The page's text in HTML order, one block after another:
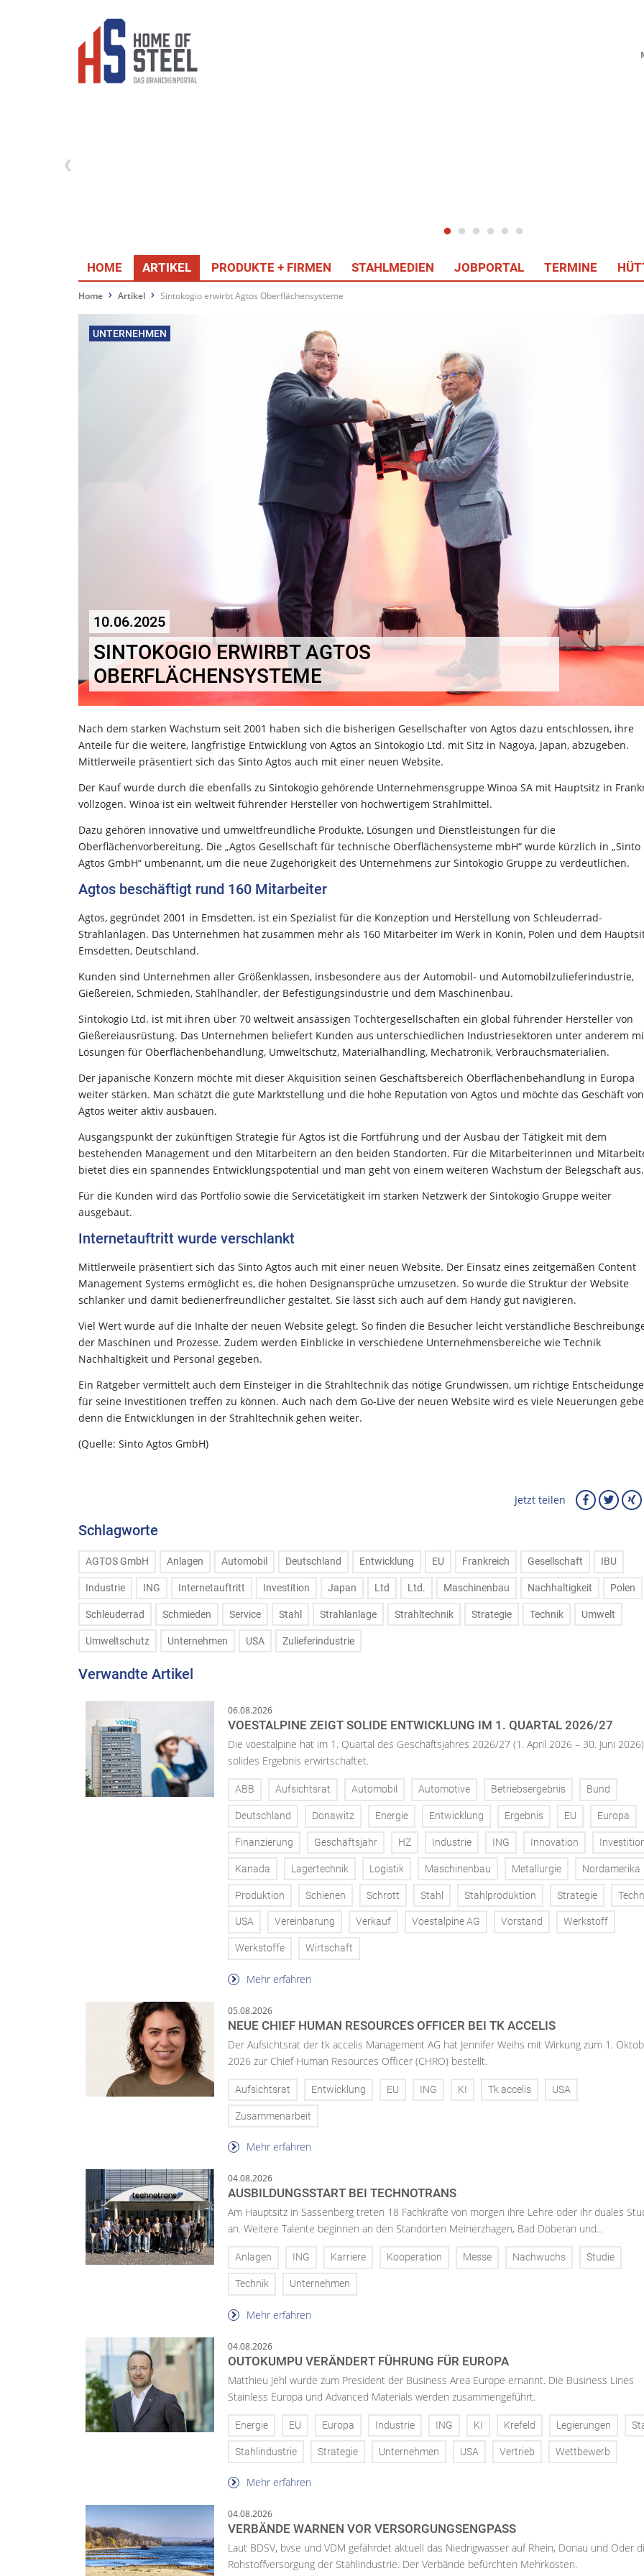
HOME ARTIKEL PRODUKTE + FIRMEN STAHLMEDIEN JOBPORTAL TERMINE
Home Artikel Sintokogio erwirbt Agtos Oberflächensysteme
UNTERNEHMEN
10.06.2025
SINTOKOGIO ERWIRBT AGTOS
OBERFLÄCHENSYSTEME
Nach dem starken Wachstum seit 2001 haben sich die bisherigen Gesellschafter von Agtos dazu entschlossen, ihre
Anteile für die weitere, langfristige Entwicklung von Agtos an Sintokogio Ltd. mit Sitz in Nagoya, Japan, abzugeben.
Mittlerweile präsentiert sich das Sinto Agtos auch mit einer neuen Website.
Der Kauf wurde durch die ebenfalls zu Sintokogio gehörende Unternehmensgruppe Winoa SA mit Hauptsitz in
vollzogen. Winoa ist ein weltweit führender Hersteller von hochwertigem Strahlmittel.
Dazu gehören innovative und umweltfreundliche Produkte, Lösungen und Dienstleistungen für die
Oberflächenvorbereitung. Die „Agtos Gesellschaft für technische Oberflächensysteme mbH“ wurde kürzlich in „Sinto
Agtos GmbH“ umbenannt, um die neue Zugehörigkeit des Unternehmens zur Sintokogio Gruppe zu verdeutlichen.
Agtos beschäftigt rund 160 Mitarbeiter
Agtos, gegründet 2001 in Emsdetten, ist ein Spezialist für die Konzeption und Herstellung von Schleuderrad-
Strahlanlagen. Das Unternehmen hat zusammen mehr als 160 Mitarbeiter im Werk in Konin, Polen und dem
Emsdetten, Deutschland.
Kunden sind Unternehmen aller Größenklassen, insbesondere aus der Automobil- und Automobilzulieferindustrie,
Gießereien, Schmieden, Stahlhändler, der Befestigungsindustrie und dem Maschinenbau.
Sintokogio Ltd. ist mit ihren über 70 weltweit ansässigen Tochtergesellschaften ein global führender Hersteller von
Gießereiausrüstung. Das Unternehmen beliefert Kunden aus unterschiedlichen Industriesektoren unter anderem
Lösungen für Oberflächenbehandlung, Umweltschutz, Materialhandling, Mechatronik, Verbrauchsmaterialien.
Der japanische Konzern möchte mit dieser Akquisition seinen Geschäftsbereich Oberflächenbehandlung in Europa
weiter stärken. Man schätzt die gute Marktstellung und die hohe Reputation von Agtos und möchte das Geschäft von
Agtos weiter aktiv ausbauen.
Ausgangspunkt der zukünftigen Strategie für Agtos ist die Fortführung und der Ausbau der Tätigkeit mit dem
bestehenden Management und den Mitarbeitern an den beiden Standorten. Für die Mitarbeiterinnen und
bietet dies ein spannendes Entwicklungspotential und man geht von einem weiteren Wachstum der Belegschaft aus.
Für die Kunden wird das Portfolio sowie die Servicetätigkeit im starken Netzwerk der Sintokogio Gruppe weiter
ausgebaut.
Internetauftritt wurde verschlankt
Mittlerweile präsentiert sich das Sinto Agtos auch mit einer neuen Website. Der Einsatz eines zeitgemäßen Content
Management Systems ermöglicht es, die hohen Designansprüche umzusetzen. So wurde die Struktur der Website
schlanker und damit bedienerfreundlicher gestaltet. Sie lässt sich auch auf dem Handy gut navigieren.
Viel Wert wurde auf die Inhalte der neuen Website gelegt. So finden die Besucher leicht verständliche
der Maschinen und Prozesse. Zudem werden Einblicke in verschiedene Unternehmensbereiche wie Technik
Nachhaltigkeit und Personal gegeben.
Ein Ratgeber vermittelt auch dem Einsteiger in die Strahltechnik das nötige Grundwissen, um richtige
für seine Investitionen treffen zu können. Auch nach dem Go-Live der neuen Website wird es viele Neuerungen
denn die Entwicklungen in der Strahltechnik gehen weiter.
(Quelle: Sinto Agtos GmbH)
Jetzt teilen
Schlagworte
AGTOS GmbH Anlagen Automobil Deutschland Entwicklung EU Frankreich Gesellschaft IBU
Industrie ING Internetauftritt Investition Japan Ltd Ltd. Maschinenbau Nachhaltigkeit Polen
Schleuderrad Schmieden Service Stahl Strahlanlage Strahltechnik Strategie Technik Umwelt
Umweltschutz Unternehmen USA Zulieferindustrie
Verwandte Artikel
06.08.2026
VOESTALPINE ZEIGT SOLIDE ENTWICKLUNG IM 1. QUARTAL 2026/27
Die voestalpine hat im 1. Quartal des Geschäftsjahres 2026/27 (1. April 2026 – 30. Juni
solides Ergebnis erwirtschaftet.
ABB Aufsichtsrat Automobil Automotive Betriebsergebnis Bund
Deutschland Donawitz Energie Entwicklung Ergebnis EU Europa
Finanzierung Geschäftsjahr HZ Industrie ING Innovation
Kanada Lagertechnik Logistik Maschinenbau Metallurgie Nordamerika
Produktion Schienen Schrott Stahl Stahlproduktion Strategie
USA Vereinbarung Verkauf Voestalpine AG Vorstand Werkstoff
Werkstoffe Wirtschaft
Mehr erfahren
05.08.2026
NEUE CHIEF HUMAN RESOURCES OFFICER BEI TK ACCELIS
Der Aufsichtsrat der tk accelis Management AG hat Jennifer Weihs mit Wirkung zum 1.
2026 zur Chief Human Resources Officer (CHRO) bestellt.
Aufsichtsrat Entwicklung EU ING KI Tk accelis USA
Zusammenarbeit
Mehr erfahren
04.08.2026
AUSBILDUNGSSTART BEI TECHNOTRANS
Am Hauptsitz in Sassenberg treten 18 Fachkräfte von morgen ihre Lehre oder ihr duales
an. Weitere Talente beginnen an den Standorten Meinerzhagen, Bad Doberan und...
Anlagen ING Karriere Kooperation Messe Nachwuchs Studie
Technik Unternehmen
Mehr erfahren
04.08.2026
OUTOKUMPU VERÄNDERT FÜHRUNG FÜR EUROPA
Matthieu Jehl wurde zum President der Business Area Europe ernannt. Die Business Lines
Stainless Europa und Advanced Materials werden zusammengeführt.
Energie EU Europa Industrie ING KI Krefeld Legierungen
Stahlindustrie Strategie Unternehmen USA Vertrieb Wettbewerb
Mehr erfahren
04.08.2026
VERBÄNDE WARNEN VOR VERSORGUNGSENGPASS
Laut BDSV, bvse und VDM gefährdet aktuell das Niedrigwasser auf Rhein, Donau und Oder
Rohstoffversorgung der Stahlindustrie. Der Verbände befürchten Mehrkosten.